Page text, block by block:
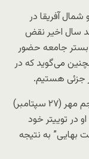
آفریقا در
سال اخیر نقض
بستر جامعه حضور
می‌گوید که در
جزئی هستیم.
مهدی حاجتی، عضو شورای شهر شیراز هم پنجم مهر (۲۷ سپتامبر)
در توییتر خود
بهایی” به نتیجه